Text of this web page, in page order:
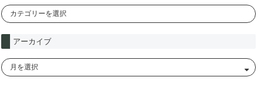
アーカイブ